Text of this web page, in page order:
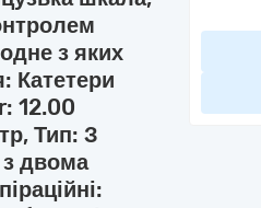
з яких
Катетери
12.00
Тип: З
двома